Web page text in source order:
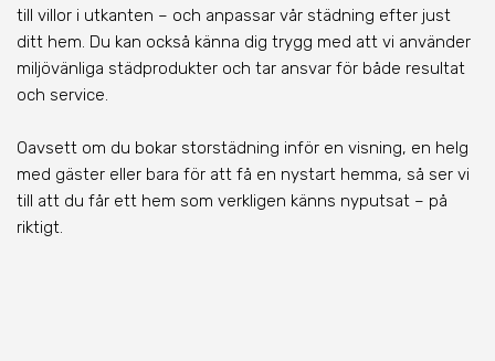
till villor i utkanten – och anpassar vår städning efter just
ditt hem. Du kan också känna dig trygg med att vi använder
miljövänliga städprodukter och tar ansvar för både resultat
och service.
Oavsett om du bokar storstädning inför en visning, en helg
med gäster eller bara för att få en nystart hemma, så ser vi
till att du får ett hem som verkligen känns nyputsat – på
riktigt.